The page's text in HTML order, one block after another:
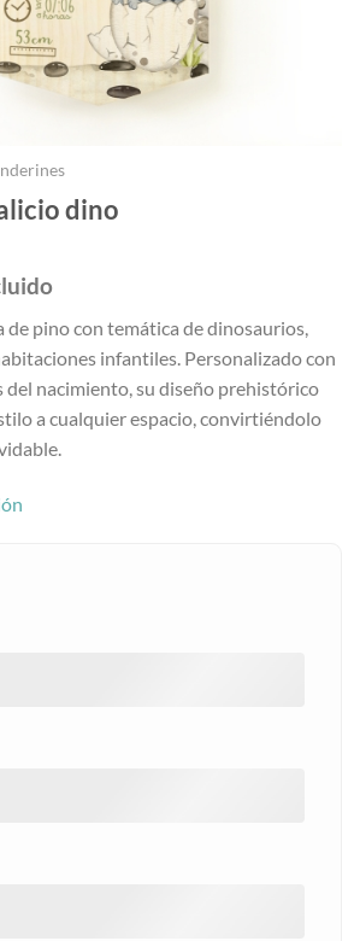
dino
de pino con temática de dinosaurios,
infantiles. Personalizado con
del nacimiento, su diseño prehistórico
a cualquier espacio, convirtiéndolo